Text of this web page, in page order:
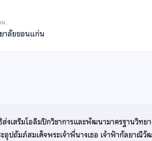
น.
าลัยขอนแก่น
งเสริมโอลิมปิกวิชาการและพัฒนามาตรฐานวิทย
อุปถัมภ์สมเด็จพระเจ้าพี่นางเธอ เจ้าฟ้ากัลยาณิ